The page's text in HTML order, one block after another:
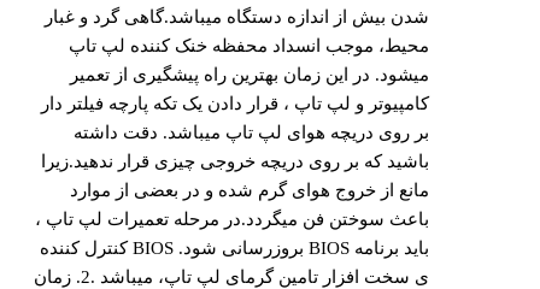
شدن بیش از اندازه دستگاه میباشد.گاهی گرد و غبار
محیط، موجب انسداد محفظه خنک کننده لپ تاپ
میشود. در این زمان بهترین راه پیشگیری از تعمیر
کامپیوتر و لپ تاپ ، قرار دادن یک تکه پارچه فیلتر دار
بر روی دریچه هوای لپ تاپ میباشد. دقت داشته
باشید که بر روی دریچه خروجی چیزی قرار ندهید.زیرا
مانع از خروج هوای گرم شده و در بعضی از موارد
باعث سوختن فن میگردد.در مرحله تعمیرات لپ تاپ ،
باید برنامه BIOS بروزرسانی شود. BIOS کنترل کننده
ی سخت افزار تامین گرمای لپ تاپ، میباشد .2. زمان